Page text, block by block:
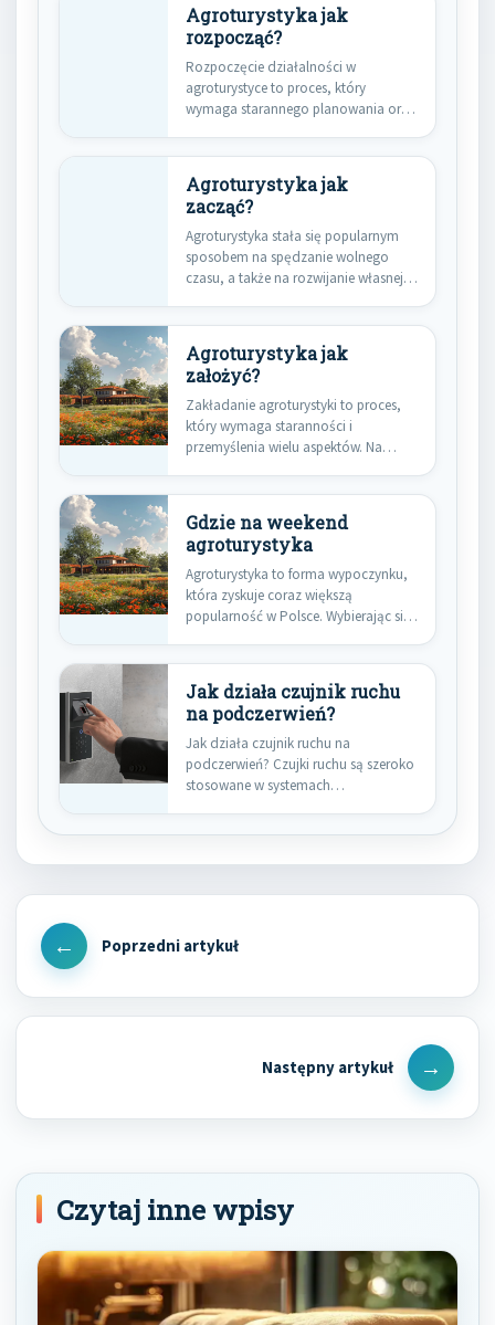
Agroturystyka jak
rozpocząć?
Rozpoczęcie działalności w
agroturystyce to proces, który
wymaga starannego planowania oraz
Agroturystyka jak
zacząć?
Agroturystyka stała się popularnym
sposobem na spędzanie wolnego
czasu, a także na rozwijanie własnej
Agroturystyka jak
założyć?
Zakładanie agroturystyki to proces,
który wymaga staranności i
przemyślenia wielu aspektów. Na
Gdzie na weekend
agroturystyka
Agroturystyka to forma wypoczynku,
która zyskuje coraz większą
popularność w Polsce. Wybierając się
Jak działa czujnik ruchu
na podczerwień?
Jak działa czujnik ruchu na
podczerwień? Czujki ruchu są szeroko
stosowane w systemach
Nawigacja
wpisu
Previous
Next
Post
Czytaj inne wpisy